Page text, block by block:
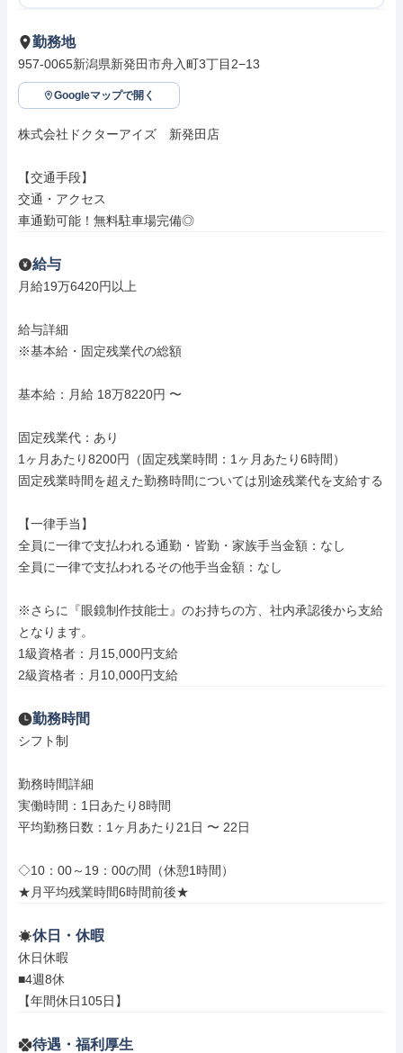
勤務地
957-0065新潟県新発田市舟入町3丁目2−13
Googleマップで開く
株式会社ドクターアイズ　新発田店
【交通手段】
交通・アクセス
車通勤可能！無料駐車場完備◎
給与
月給19万6420円以上
給与詳細
※基本給・固定残業代の総額
基本給：月給 18万8220円 〜
固定残業代：あり
1ヶ月あたり8200円（固定残業時間：1ヶ月あたり6時間）
固定残業時間を超えた勤務時間については別途残業代を支給する
【一律手当】
全員に一律で支払われる通勤・皆勤・家族手当金額：なし
全員に一律で支払われるその他手当金額：なし
※さらに『眼鏡制作技能士』のお持ちの方、社内承認後から支給
となります。
1級資格者：月15,000円支給
2級資格者：月10,000円支給
勤務時間
シフト制
勤務時間詳細
実働時間：1日あたり8時間
平均勤務日数：1ヶ月あたり21日 〜 22日
◇10：00～19：00の間（休憩1時間）
★月平均残業時間6時間前後★
休日・休暇
休日休暇
■4週8休
【年間休日105日】
待遇・福利厚生